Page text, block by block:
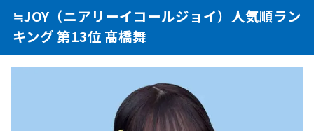
≒JOY（ニアリーイコールジョイ）人気順ラン
キング 第13位 髙橋舞